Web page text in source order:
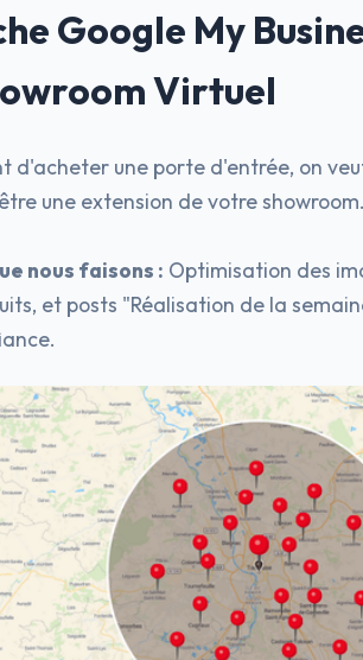
Google My
Virtuel
d'acheter une porte d'entrée, on
une extension de votre
nous faisons : Optimisation des
et posts "Réalisation de la